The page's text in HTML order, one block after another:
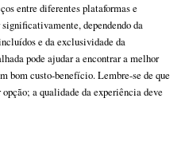
entre diferentes plataformas e
dependendo da
e da exclusividade da
pode ajudar a encontrar a melhor
bom custo-benefício. Lembre-se de que
a qualidade da experiência deve